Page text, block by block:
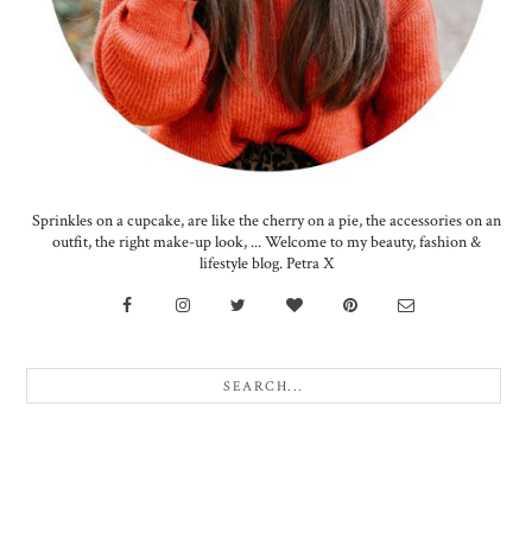
Sprinkles on a cupcake, are like the cherry on a pie, the accessories on an
outfit, the right make-up look, ... Welcome to my beauty, fashion &
lifestyle blog. Petra X